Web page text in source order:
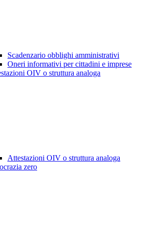
Scadenzario obblighi amministrativi
Oneri informativi per cittadini e imprese
OIV o struttura analoga
Attestazioni OIV o struttura analoga
zero